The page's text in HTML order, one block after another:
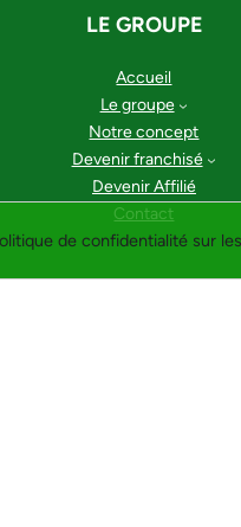
de confidentialité sur
LE GROUPE
Accueil
Le groupe
Notre concept
Devenir franchisé
Devenir Affilié
Contact